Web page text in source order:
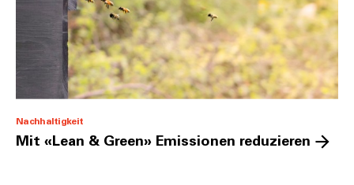
Nachhaltigkeit
Mit «Lean & Green» Emissionen reduzieren